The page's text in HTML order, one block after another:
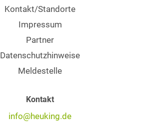
Kontakt/Standorte
Impressum
Partner
Datenschutzhinweise
Meldestelle
Kontakt
info@heuking.de